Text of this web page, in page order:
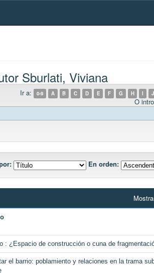
Sburlati, Viviana
Ir a: 0-9 A B C D E F G H I J
O
En orden:
: ¿Espacio de construcción o cuna de
el barrio: poblamiento y relaciones en la trama